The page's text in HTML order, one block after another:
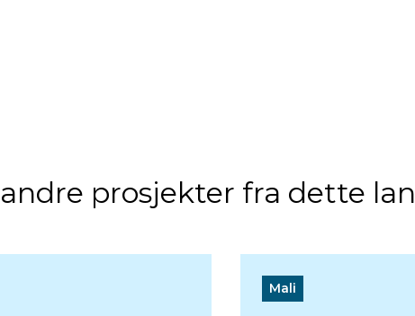
prosjekter fra dette
Mali